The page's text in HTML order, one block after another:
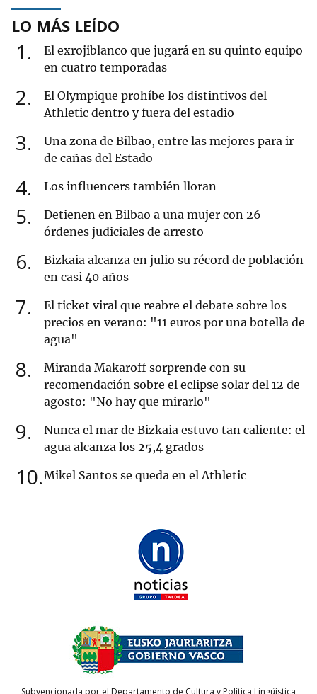
LO MÁS LEÍDO
1
El exrojiblanco que jugará en su quinto equipo
en cuatro temporadas
2
El Olympique prohíbe los distintivos del
Athletic dentro y fuera del estadio
3
Una zona de Bilbao, entre las mejores para ir
de cañas del Estado
4 Los influencers también lloran
5
Detienen en Bilbao a una mujer con 26
órdenes judiciales de arresto
6
Bizkaia alcanza en julio su récord de población
en casi 40 años
7
El ticket viral que reabre el debate sobre los
precios en verano: "11 euros por una botella de
agua"
8
Miranda Makaroff sorprende con su
recomendación sobre el eclipse solar del 12 de
agosto: "No hay que mirarlo"
9
Nunca el mar de Bizkaia estuvo tan caliente: el
agua alcanza los 25,4 grados
10 Mikel Santos se queda en el Athletic